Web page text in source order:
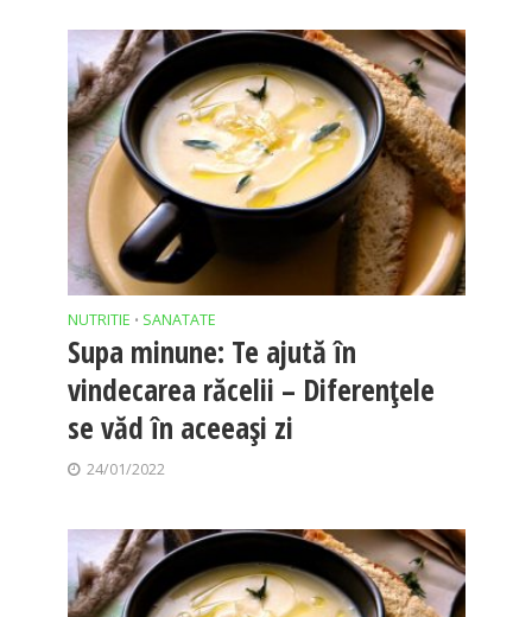
NUTRITIE • SANATATE
Supa minune: Te ajută în
vindecarea răcelii – Diferențele
se văd în aceeași zi
24/01/2022